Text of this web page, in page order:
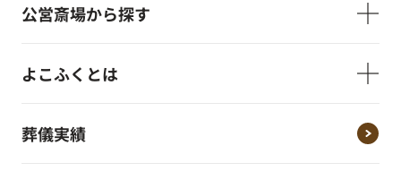
公営斎場から探す
よこふくとは
葬儀実績